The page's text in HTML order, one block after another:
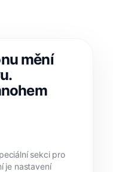
mění
sekci pro
je nastavení